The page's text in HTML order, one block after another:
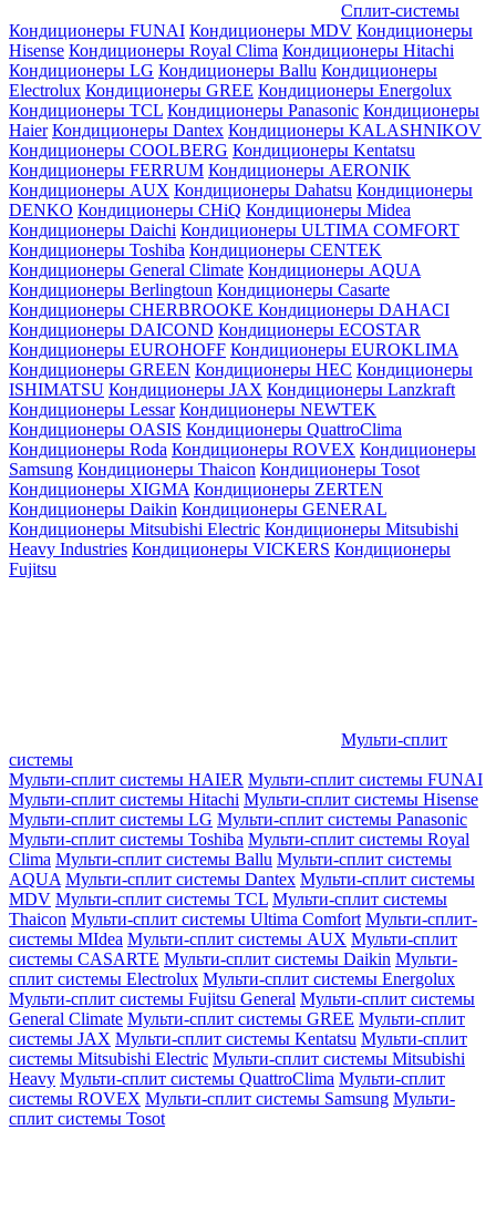
Сплит-системы
Кондиционеры FUNAI Кондиционеры MDV Кондиционеры
Hisense Кондиционеры Royal Clima Кондиционеры Hitachi
Кондиционеры LG Кондиционеры Ballu Кондиционеры
Electrolux Кондиционеры GREE Кондиционеры Energolux
Кондиционеры TCL Кондиционеры Panasonic Кондиционеры
Haier Кондиционеры Dantex Кондиционеры KALASHNIKOV
Кондиционеры СOOLBERG Кондиционеры Kentatsu
Кондиционеры FERRUM Кондиционеры AERONIK
Кондиционеры AUX Кондиционеры Dahatsu Кондиционеры
DENKO Кондиционеры CHiQ Кондиционеры Midea
Кондиционеры Daichi Кондиционеры ULTIMA COMFORT
Кондиционеры Toshiba Кондиционеры CENTEK
Кондиционеры General Climate Кондиционеры AQUA
Кондиционеры Berlingtoun Кондиционеры Casarte
Кондиционеры CHERBROOKE Кондиционеры DAHACI
Кондиционеры DAICOND Кондиционеры ECOSTAR
Кондиционеры EUROHOFF Кондиционеры EUROKLIMA
Кондиционеры GREEN Кондиционеры HEC Кондиционеры
ISHIMATSU Кондиционеры JAX Кондиционеры Lanzkraft
Кондиционеры Lessar Кондиционеры NEWTEK
Кондиционеры OASIS Кондиционеры QuattroClima
Кондиционеры Roda Кондиционеры ROVEX Кондиционеры
Samsung Кондиционеры Thaicon Кондиционеры Tosot
Кондиционеры XIGMA Кондиционеры ZERTEN
Кондиционеры Daikin Кондиционеры GENERAL
Кондиционеры Mitsubishi Electric Кондиционеры Mitsubishi
Heavy Industries Кондиционеры VICKERS Кондиционеры
Fujitsu
Мульти-сплит
системы
Мульти-сплит системы HAIER Мульти-сплит системы FUNAI
Мульти-сплит системы Hitachi Мульти-сплит системы Hisense
Мульти-сплит системы LG Мульти-сплит системы Panasonic
Мульти-сплит системы Toshiba Мульти-сплит системы Royal
Clima Мульти-сплит системы Ballu Мульти-сплит системы
AQUA Мульти-сплит системы Dantex Мульти-сплит системы
MDV Мульти-сплит системы TCL Мульти-сплит системы
Thaicon Мульти-сплит системы Ultima Comfort Мульти-сплит-
системы MIdea Мульти-сплит системы AUX Мульти-сплит
системы CASARTE Мульти-сплит системы Daikin Мульти-
сплит системы Electrolux Мульти-сплит системы Energolux
Мульти-сплит системы Fujitsu General Мульти-сплит системы
General Climate Мульти-сплит системы GREE Мульти-сплит
системы JAX Мульти-сплит системы Kentatsu Мульти-сплит
системы Mitsubishi Electric Мульти-сплит системы Mitsubishi
Heavy Мульти-сплит системы QuattroClima Мульти-сплит
системы ROVEX Мульти-сплит системы Samsung Мульти-
сплит системы Tosot